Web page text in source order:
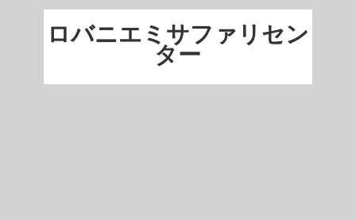
ロバニエミサファリセン
ター